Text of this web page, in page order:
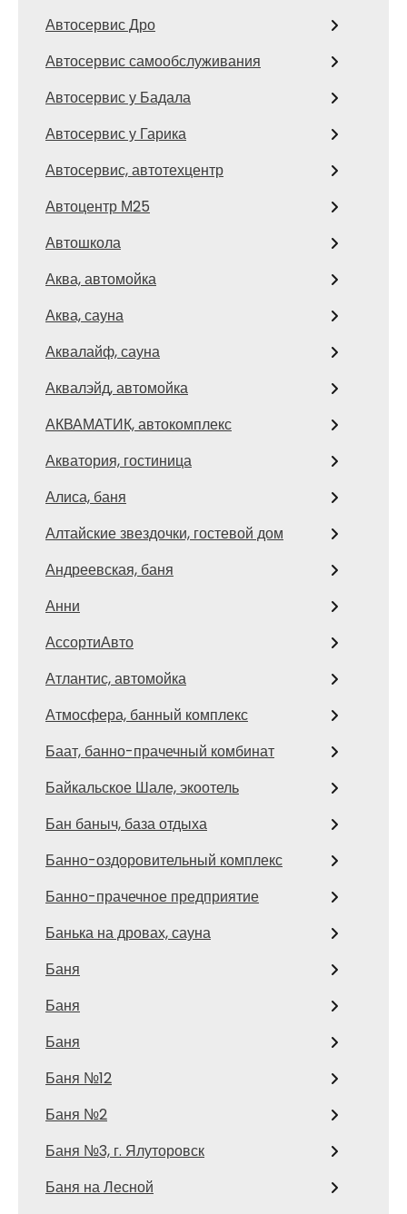
Автосервис Дро
Автосервис самообслуживания
Автосервис у Бадала
Автосервис у Гарика
Автосервис, автотехцентр
Автоцентр М25
Автошкола
Аква, автомойка
Аква, сауна
Аквалайф, сауна
Аквалэйд, автомойка
АКВАМАТИК, автокомплекс
Акватория, гостиница
Алиса, баня
Алтайские звездочки, гостевой дом
Андреевская, баня
Анни
АссортиАвто
Атлантис, автомойка
Атмосфера, банный комплекс
Баат, банно-прачечный комбинат
Байкальское Шале, экоотель
Бан баныч, база отдыха
Банно-оздоровительный комплекс
Банно-прачечное предприятие
Банька на дровах, сауна
Баня
Баня
Баня
Баня №12
Баня №2
Баня №3, г. Ялуторовск
Баня на Лесной